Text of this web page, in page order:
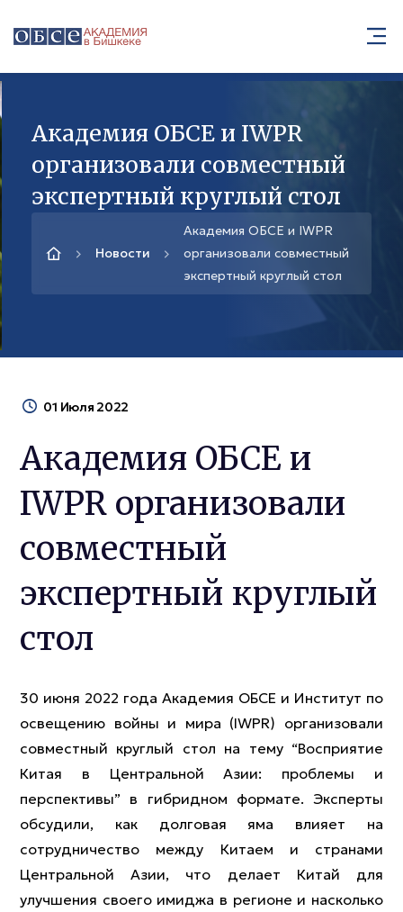
Академия ОБСЕ и IWPR
организовали совместный
экспертный круглый стол
Новости
Академия ОБСЕ и IWPR
организовали совместный
экспертный круглый стол
01 Июля 2022
Академия ОБСЕ и
IWPR организовали
совместный
экспертный круглый
стол
30 июня 2022 года Академия ОБСЕ и Институт по
освещению войны и мира (IWPR) организовали
совместный круглый стол на тему “Восприятие
Китая в Центральной Азии: проблемы и
перспективы” в гибридном формате. Эксперты
обсудили, как долговая яма влияет на
сотрудничество между Китаем и странами
Центральной Азии, что делает Китай для
улучшения своего имиджа в регионе и насколько